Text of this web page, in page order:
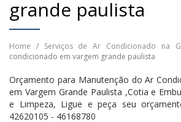
grande paulista
Home / Serviços de Ar Condicionado na
condicionado em vargem grande paulista
Orçamento para Manutenção do Ar
em Vargem Grande Paulista ,Cotia e
e Limpeza, Ligue e peça seu
42620105 - 46168780